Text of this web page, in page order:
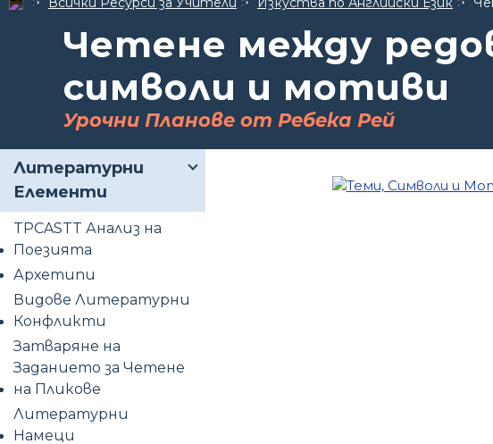
Четене между
символи и мотиви
Урочни Планове от Ребека Рей
Литературни
Елементи
TPCASTT Анализ на
Поезията
Архетипи
Видове Литературни
Конфликти
Затваряне на
Заданието за Четене
на Пликове
Литературни
Намеци